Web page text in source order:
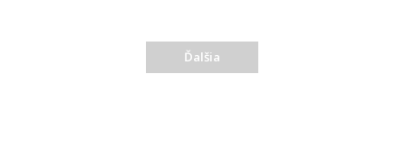
Ďalšia